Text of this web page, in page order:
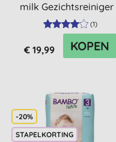
milk Gezichtsreiniger
(1)
€ 19,99 KOPEN
-20%
STAPELKORTING